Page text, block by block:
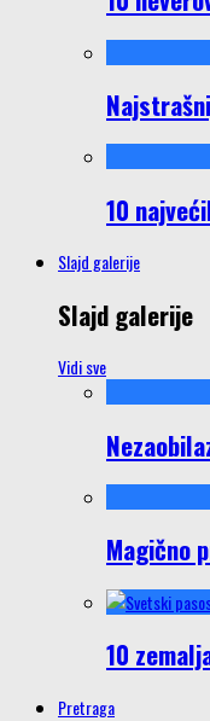
10
Slajd galerije
Slajd galerije
Vidi sve
Magično
10
Pretraga